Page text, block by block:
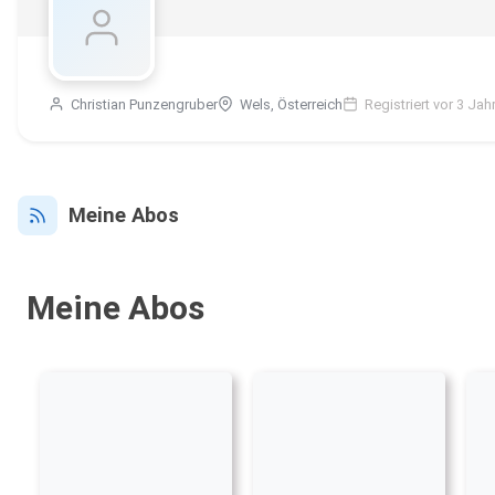
Christian Punzengruber Wels, Österreich Registriert vor 3
Meine Abos
Meine Abos